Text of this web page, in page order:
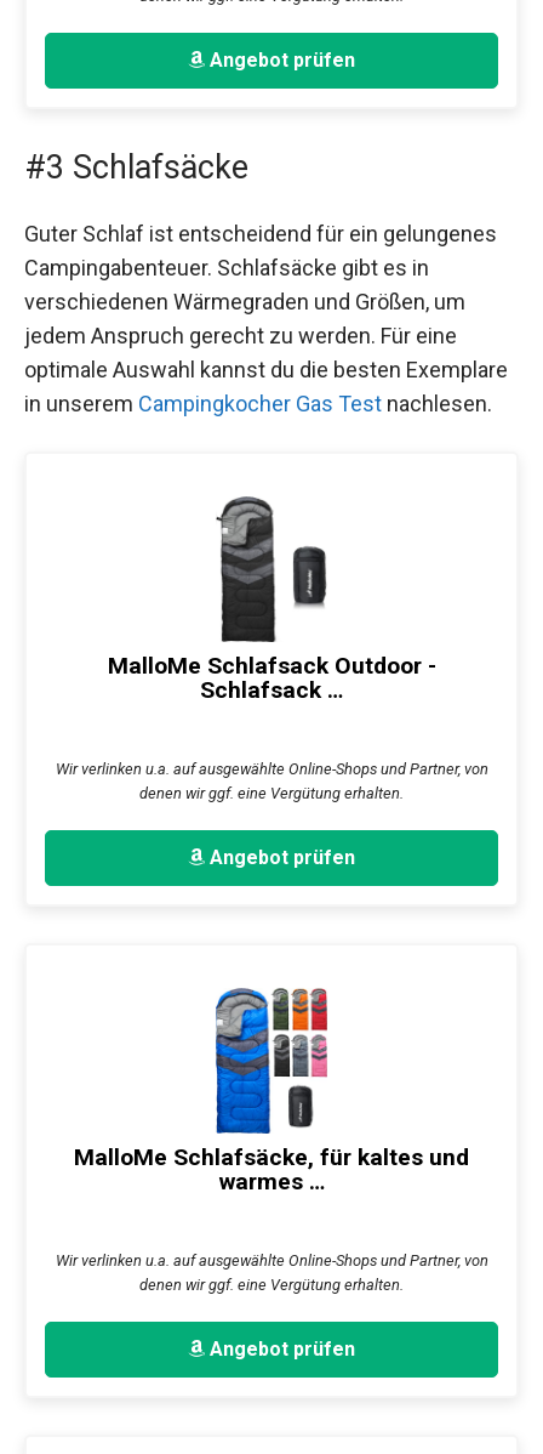
Angebot prüfen
#3 Schlafsäcke
Guter Schlaf ist entscheidend für ein gelungenes
Campingabenteuer. Schlafsäcke gibt es in
verschiedenen Wärmegraden und Größen, um
jedem Anspruch gerecht zu werden. Für eine
optimale Auswahl kannst du die besten Exemplare
in unserem Campingkocher Gas Test nachlesen.
MalloMe Schlafsack Outdoor -
Schlafsack …
Wir verlinken u.a. auf ausgewählte Online-Shops und Partner, von
denen wir ggf. eine Vergütung erhalten.
Angebot prüfen
MalloMe Schlafsäcke, für kaltes und
warmes …
Wir verlinken u.a. auf ausgewählte Online-Shops und Partner, von
denen wir ggf. eine Vergütung erhalten.
Angebot prüfen